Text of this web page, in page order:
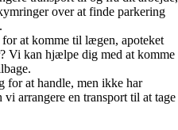
over at finde parkering
at komme til lægen, apoteket
Vi kan hjælpe dig med at komme
for at handle, men ikke har
arrangere en transport til at tage